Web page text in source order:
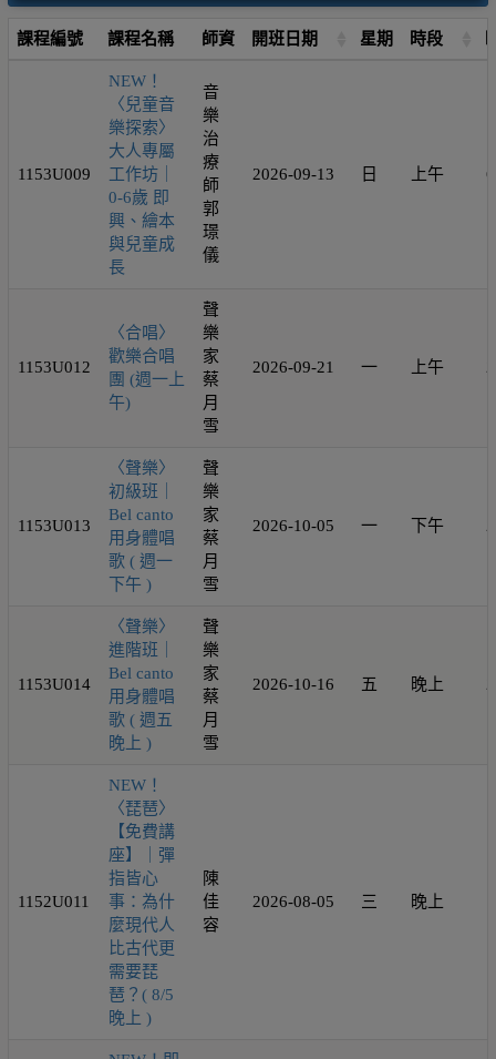
課程編號 課程名稱 師資 開班日期 星期 時段
1153U009
NEW！
〈兒童音
樂探索〉
大人專屬
工作坊｜
0-6歲 即
興、繪本
與兒童成
長
音
樂
治
療
師
郭
璟
儀
2026-09-13 日 上午 6
1153U012
〈合唱〉
歡樂合唱
團 (週一上
午)
聲
樂
家
蔡
月
雪
2026-09-21 一 上午
1153U013
〈聲樂〉
初級班｜
Bel canto
用身體唱
歌 ( 週一
下午 )
聲
樂
家
蔡
月
雪
2026-10-05 一 下午
1153U014
〈聲樂〉
進階班｜
Bel canto
用身體唱
歌 ( 週五
晚上 )
聲
樂
家
蔡
月
雪
2026-10-16 五 晚上
1152U011
NEW！
〈琵琶〉
【免費講
座】｜彈
指皆心
事：為什
麼現代人
比古代更
需要琵
琶？( 8/5
晚上 )
陳
佳
容
2026-08-05 三 晚上